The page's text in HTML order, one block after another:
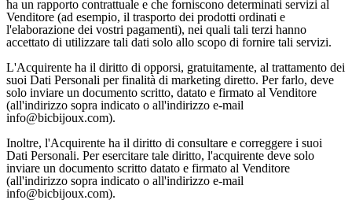
ha un rapporto contrattuale e che forniscono determinati servizi al
Venditore (ad esempio, il trasporto dei prodotti ordinati e
l'elaborazione dei vostri pagamenti), nei quali tali terzi hanno
accettato di utilizzare tali dati solo allo scopo di fornire tali servizi.
L'Acquirente ha il diritto di opporsi, gratuitamente, al trattamento dei
suoi Dati Personali per finalità di marketing diretto. Per farlo, deve
solo inviare un documento scritto, datato e firmato al Venditore
(all'indirizzo sopra indicato o all'indirizzo e-mail
info@bicbijoux.com).
Inoltre, l'Acquirente ha il diritto di consultare e correggere i suoi
Dati Personali. Per esercitare tale diritto, l'acquirente deve solo
inviare un documento scritto datato e firmato al Venditore
(all'indirizzo sopra indicato o all'indirizzo e-mail
info@bicbijoux.com).